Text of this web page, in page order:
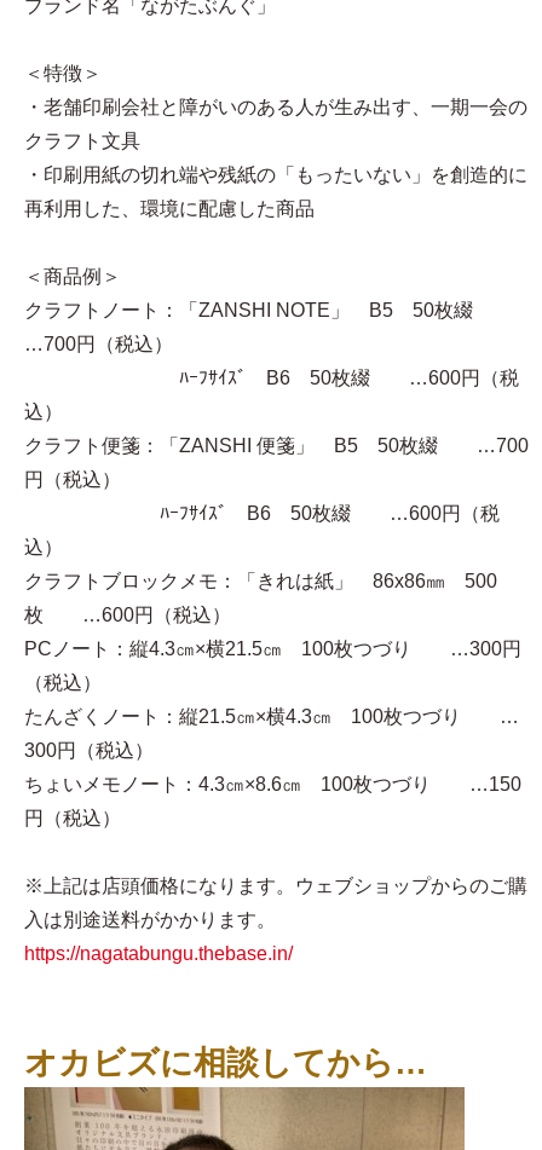
ブランド名「ながたぶんぐ」
＜特徴＞
・老舗印刷会社と障がいのある人が生み出す、一期一会の
クラフト文具
・印刷用紙の切れ端や残紙の「もったいない」を創造的に
再利用した、環境に配慮した商品
＜商品例＞
クラフトノート：「ZANSHI NOTE」 B5 50枚綴
…700円（税込）
ﾊｰﾌｻｲｽﾞ B6 50枚綴 …600円（税
込）
クラフト便箋：「ZANSHI 便箋」 B5 50枚綴 …700
円（税込）
ﾊｰﾌｻｲｽﾞ B6 50枚綴 …600円（税
込）
クラフトブロックメモ：「きれは紙」 86x86㎜ 500
枚 …600円（税込）
PCノート：縦4.3㎝×横21.5㎝ 100枚つづり …300円
（税込）
たんざくノート：縦21.5㎝×横4.3㎝ 100枚つづり …
300円（税込）
ちょいメモノート：4.3㎝×8.6㎝ 100枚つづり …150
円（税込）
※上記は店頭価格になります。ウェブショップからのご購
入は別途送料がかかります。
https://nagatabungu.thebase.in/
オカビズに相談してから…